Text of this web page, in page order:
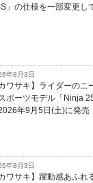
」の仕様を一部変更し
年8月3日
カワサキ】ライダーのニ
ポーツモデル「Ninja
年9月5日(土)に発売
年8月3日
カワサキ】躍動感あふれ